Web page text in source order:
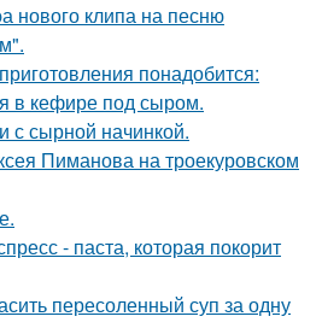
нового клипа на песню
понадобится:
в кефире под сыром.
с сырной начинкой.
Пиманова на троекуровском
- паста, которая покорит
пересоленный суп за одну